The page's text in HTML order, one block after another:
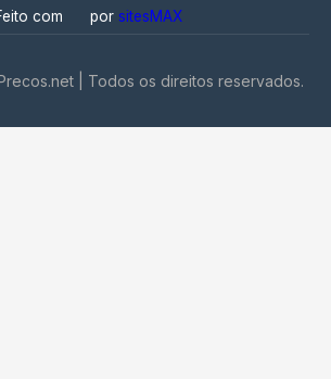
com por sitesMAX
| Todos os direitos reservados.